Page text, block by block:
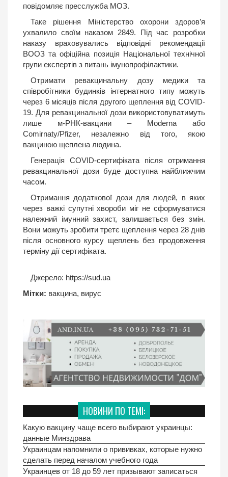
повідомляє пресслужба МОЗ.
Таке рішення Міністерство охорони здоров’я
ухвалило своїм наказом 2849. Під час розробки
наказу враховувались відповідні рекомендації
ВООЗ та офіційна позиція Національної технічної
групи експертів з питань імунопрофілактики.
Отримати ревакцинальну дозу медики та
співробітники будинків інтернатного типу можуть
через 6 місяців після другого щеплення від COVID-
19. Для ревакцинальної дози використовуватимуть
лише м-РНК-вакцини – Moderna або
Comirnaty/Pfizer, незалежно від того, якою
вакциною щеплена людина.
Генерація COVID-сертифіката після отримання
ревакцинальної дози буде доступна найближчим
часом.
Отримання додаткової дози для людей, в яких
через важкі супутні хвороби міг не сформуватися
належний імунний захист, залишається без змін.
Вони можуть зробити третє щеплення через 28 днів
після основного курсу щеплень без продовження
терміну дії сертифіката.
Джерело: https://sud.ua
Мітки: вакцина, вирус
НОВИНИ ПО ТЕМІ:
Какую вакцину чаще всего выбирают украинцы:
данные Минздрава
Украинцам напомнили о прививках, которые нужно
сделать перед началом учебного года
Украинцев от 18 до 59 лет призывают записаться